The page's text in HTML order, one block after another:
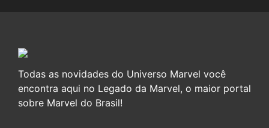
Todas as novidades do Universo Marvel você
encontra aqui no Legado da Marvel, o maior portal
sobre Marvel do Brasil!